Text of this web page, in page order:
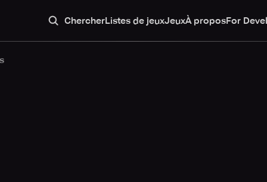
ChercherListes de jeuxJeuxÀ proposFor